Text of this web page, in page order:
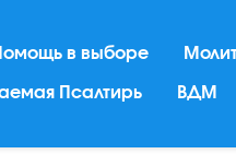
в выборе
Псалтирь ВДМ